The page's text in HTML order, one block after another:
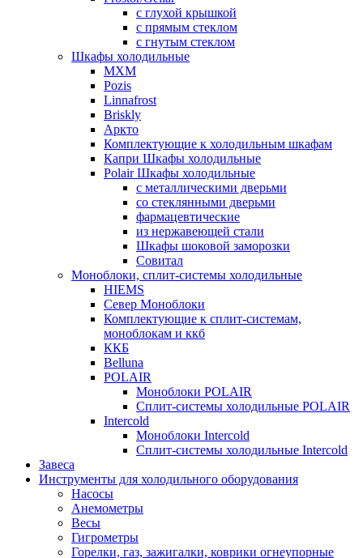
с глухой крышкой
с прямым стеклом
с гнутым стеклом
Шкафы холодильные
МХМ
Pozis
Linnafrost
Briskly
Аркто
Комплектующие к холодильным шкафам
Капри Шкафы холодильные
Polair Шкафы холодильные
с металлическими дверьми
со стеклянными дверьми
фармацевтические
из нержавеющей стали
Шкафы шоковой заморозки
Совитал
Моноблоки, сплит-системы холодильные
HIEMS
Север Моноблоки
Комплектующие к сплит-системам,
моноблокам и ккб
ККБ
Belluna
POLAIR
Моноблоки POLAIR
Сплит-системы холодильные POLAIR
Intercold
Моноблоки Intercold
Сплит-системы холодильные Intercold
Завеса
Инструменты для холодильного оборудования
Насосы
Анемометры
Весы
Гигрометры
Горелки, газ, зажигалки, коврики огнеупорные